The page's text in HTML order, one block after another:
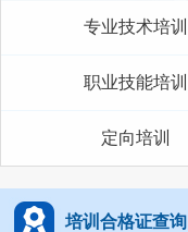
专业技术培训
职业技能培训
定向培训
培训合格证查询